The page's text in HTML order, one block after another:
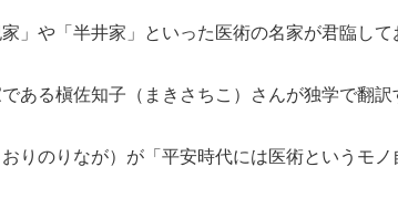
」や「半井家」といった医術の名家が君臨して
ある槇佐知子（まきさちこ）さんが独学で翻訳
りのりなが）が「平安時代には医術というモノ